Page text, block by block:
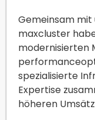
Gemeinsam
maxcluster
modernisierten
spezialisierte
Expertise
höheren